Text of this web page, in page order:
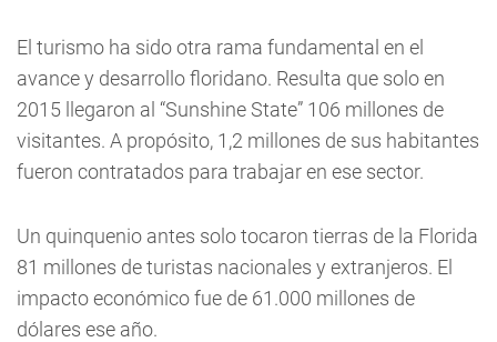
El turismo ha sido otra rama fundamental en el
avance y desarrollo floridano. Resulta que solo en
2015 llegaron al “Sunshine State” 106 millones de
visitantes. A propósito, 1,2 millones de sus habitantes
fueron contratados para trabajar en ese sector.
Un quinquenio antes solo tocaron tierras de la Florida
81 millones de turistas nacionales y extranjeros. El
impacto económico fue de 61.000 millones de
dólares ese año.